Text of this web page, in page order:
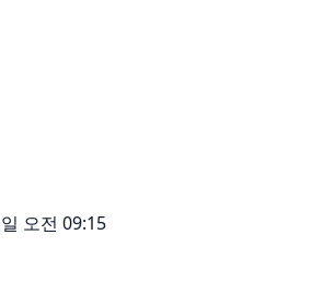
오전 09:15